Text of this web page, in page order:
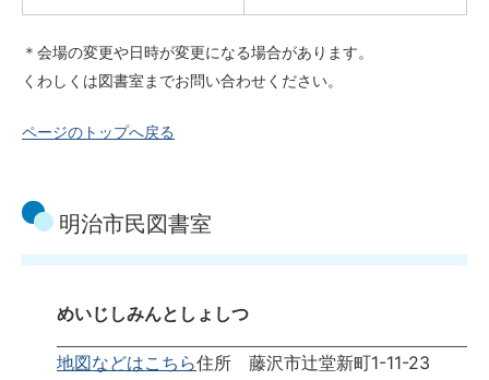
＊会場の変更や日時が変更になる場合があります。
くわしくは図書室までお問い合わせください。
ページのトップへ戻る
明治市民図書室
めいじしみんとしょしつ
地図などはこちら住所 藤沢市辻堂新町1-11-23